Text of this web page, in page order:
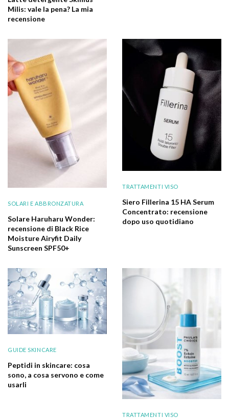
Milis: vale la pena? La mia
recensione
SOLARI E ABBRONZATURA
Solare Haruharu Wonder:
recensione di Black Rice
Moisture Airyfit Daily
Sunscreen SPF50+
TRATTAMENTI VISO
Siero Fillerina 15 HA Serum
Concentrato: recensione
dopo uso quotidiano
GUIDE SKINCARE
Peptidi in skincare: cosa
sono, a cosa servono e come
usarli
TRATTAMENTI VISO